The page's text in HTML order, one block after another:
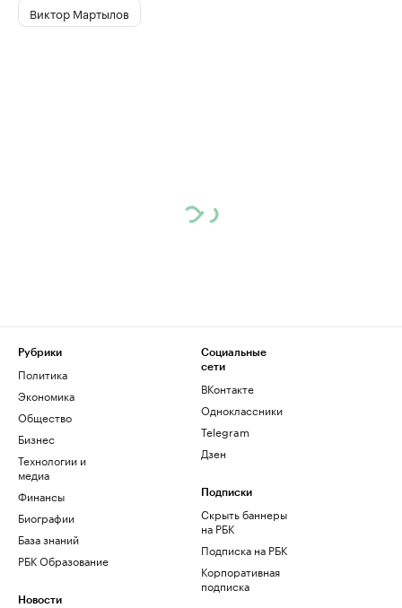
Виктор Мартылов
Рубрики
Политика
Экономика
Общество
Бизнес
Технологии и
медиа
Финансы
Биографии
База знаний
РБК Образование
Новости
Социальные
сети
ВКонтакте
Одноклассники
Telegram
Дзен
Подписки
Скрыть баннеры
на РБК
Подписка на РБК
Корпоративная
подписка